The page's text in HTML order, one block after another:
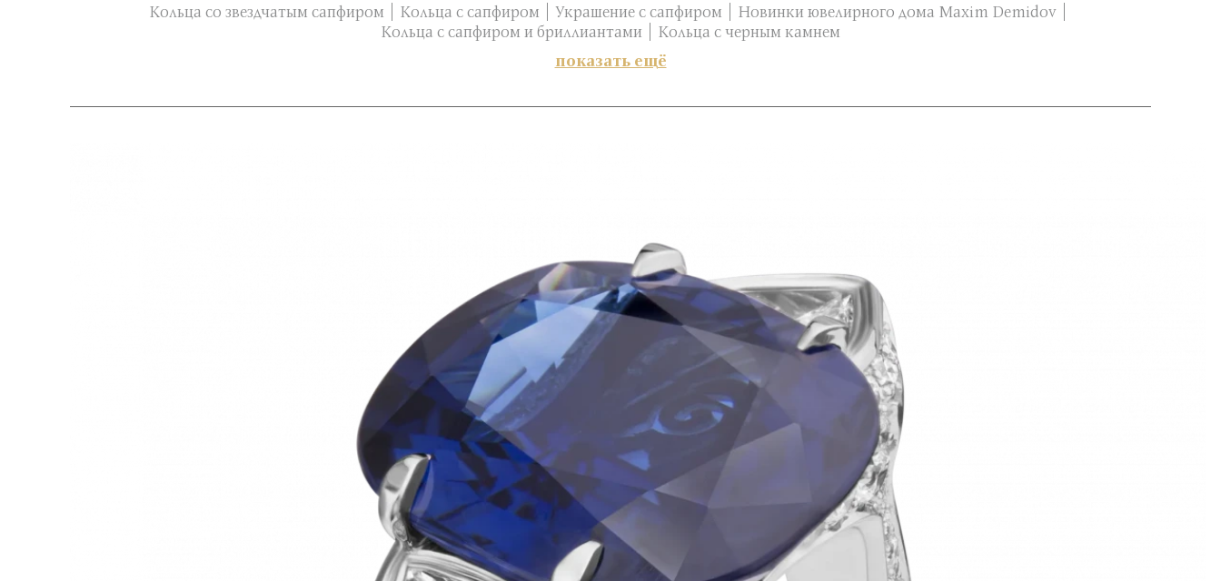
Кольца со звездчатым сапфиром Кольца с сапфиром Украшение с сапфиром
Новинки ювелирного дома Maxim Demidov
Кольца с сапфиром и бриллиантами
Кольца с черным камнем
показать ещё